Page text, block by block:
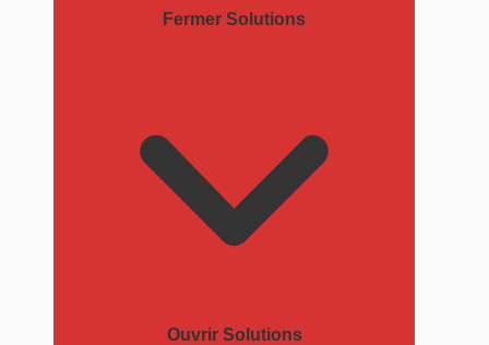
Fermer Solutions
Ouvrir Solutions